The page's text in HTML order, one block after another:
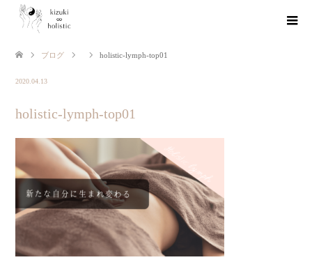
ブログ holistic-lymph-top01
2020.04.13
holistic-lymph-top01